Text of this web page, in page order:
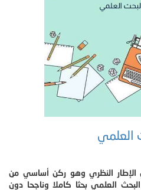
العلمي
الإطار النظري وهو ركن أساسي من
العلمي بحثا كاملا وناجحا دون